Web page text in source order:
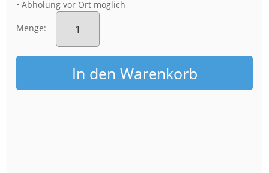
• Abholung vor Ort möglich
Menge:
Poster
(00966)
auf
die
Yenidze
MengeIn den Warenkorb